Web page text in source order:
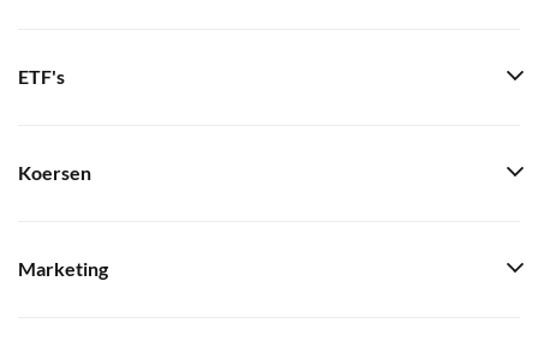
ETF's
Koersen
Marketing